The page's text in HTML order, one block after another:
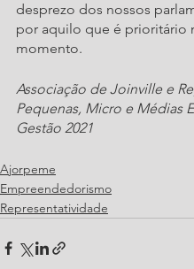
desprezo dos nossos
por aquilo que é prioritário
momento.
Associação de Joinville e
Pequenas, Micro e Médias
Gestão 2021
Ajorpeme
Empreendedorismo
Representatividade